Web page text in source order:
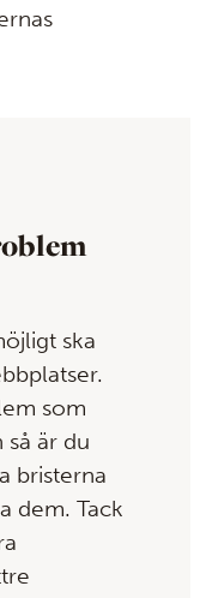
ska
som
så är du
bristerna
dem. Tack